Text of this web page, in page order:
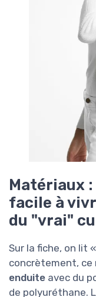
Matériaux
facile à
du "vrai"
Sur la fiche, on lit
concrètement,
enduite avec du
de polyuréthane.